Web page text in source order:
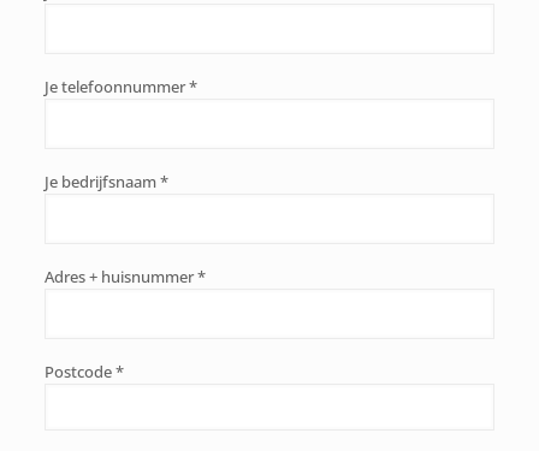
Je telefoonnummer *
Je bedrijfsnaam *
Adres + huisnummer *
Postcode *